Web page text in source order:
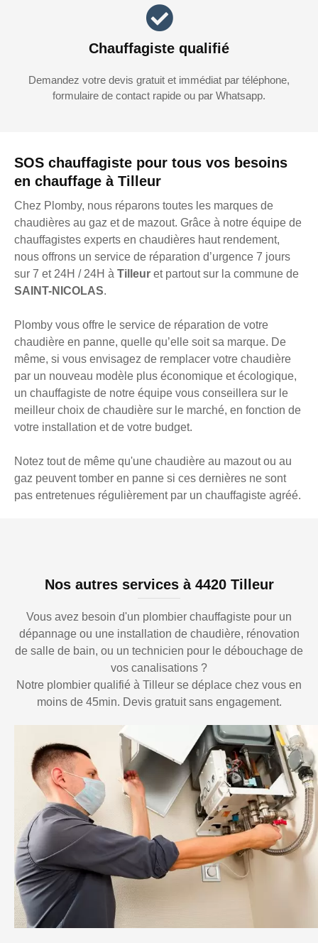
SOS chauffagiste pour tous vos besoins
en chauffage à Tilleur
Chez Plomby, nous réparons toutes les marques de
chaudières au gaz et de mazout. Grâce à notre équipe de
chauffagistes experts en chaudières haut rendement,
nous offrons un service de réparation d’urgence 7 jours
sur 7 et 24H / 24H à Tilleur et partout sur la commune de
SAINT-NICOLAS.
Plomby vous offre le service de réparation de votre
chaudière en panne, quelle qu’elle soit sa marque. De
même, si vous envisagez de remplacer votre chaudière
par un nouveau modèle plus économique et écologique,
un chauffagiste de notre équipe vous conseillera sur le
meilleur choix de chaudière sur le marché, en fonction de
votre installation et de votre budget.
Notez tout de même qu'une chaudière au mazout ou au
gaz peuvent tomber en panne si ces dernières ne sont
pas entretenues régulièrement par un chauffagiste agréé.
Chauffagiste qualifié
Demandez votre devis gratuit et immédiat par téléphone,
formulaire de contact rapide ou par Whatsapp.
Nos autres services à 4420 Tilleur
Vous avez besoin d'un plombier chauffagiste pour un
dépannage ou une installation de chaudière, rénovation
de salle de bain, ou un technicien pour le débouchage de
vos canalisations ?
Notre plombier qualifié à Tilleur se déplace chez vous en
moins de 45min. Devis gratuit sans engagement.